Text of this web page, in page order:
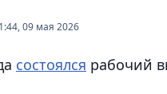
09 мая 2026
состоялся рабочий